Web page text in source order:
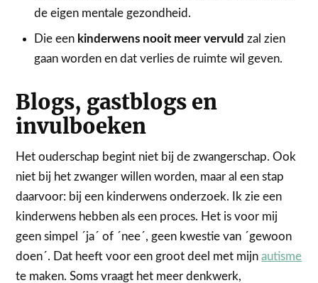
de eigen mentale gezondheid.
Die een kinderwens nooit meer vervuld zal zien
gaan worden en dat verlies de ruimte wil geven.
Blogs, gastblogs en
invulboeken
Het ouderschap begint niet bij de zwangerschap. Ook
niet bij het zwanger willen worden, maar al een stap
daarvoor: bij een kinderwens onderzoek. Ik zie een
kinderwens hebben als een proces. Het is voor mij
geen simpel ´ja´ of ´nee´, geen kwestie van ´gewoon
doen´. Dat heeft voor een groot deel met mijnautisme
te maken. Soms vraagt het meer denkwerk,